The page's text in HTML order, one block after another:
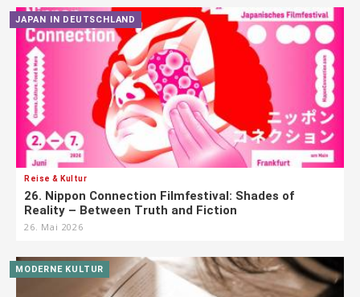
JAPAN IN DEUTSCHLAND
Reise & Kultur
26. Nippon Connection Filmfestival: Shades of
Reality – Between Truth and Fiction
26. Mai 2026
MODERNE KULTUR